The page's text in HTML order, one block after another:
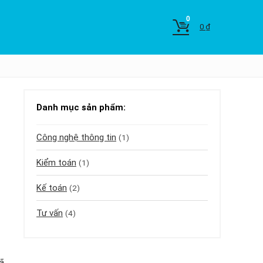
0
0 ₫
Danh mục sản phẩm:
Công nghệ thông tin (1)
Kiểm toán (1)
Kế toán (2)
Tư vấn (4)